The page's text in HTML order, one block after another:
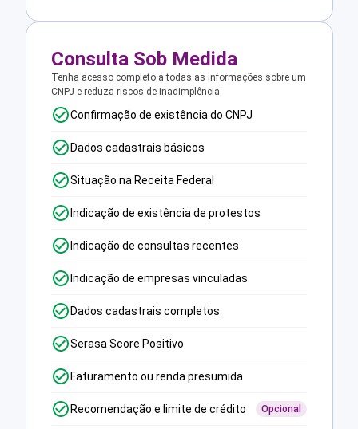
Consulta Sob Medida
Tenha acesso completo a todas as informações sobre um
CNPJ e reduza riscos de inadimplência.
Confirmação de existência do CNPJ
Dados cadastrais básicos
Situação na Receita Federal
Indicação de existência de protestos
Indicação de consultas recentes
Indicação de empresas vinculadas
Dados cadastrais completos
Serasa Score Positivo
Faturamento ou renda presumida
Recomendação e limite de crédito Opcional